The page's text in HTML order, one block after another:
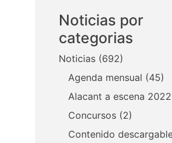
Noticias por
categorias
Noticias (692)
Agenda mensual (45)
Alacant a escena 2022
Concursos (2)
Contenido